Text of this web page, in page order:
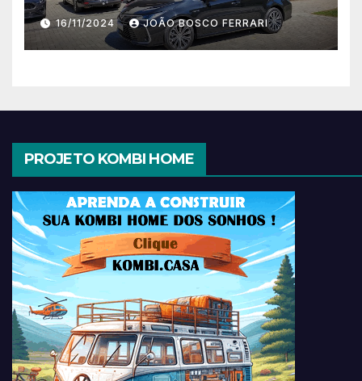
16/11/2024 JOÃO BOSCO FERRARI
PROJETO KOMBI HOME